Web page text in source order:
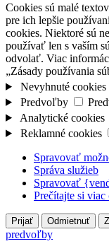
Cookies sú malé
pre ich lepšie
cookies. Niektoré sú
používať len s vaším
odvolať. Viac
„Zásady používania
Nevyhnuté cookies
Predvoľby
Analytické cookies
Reklamné cookies
Spravovať
Správa služieb
Spravovať
Prečítajte si
Prijať Odmietnuť
predvoľby